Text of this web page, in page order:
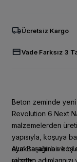
local_shippingÜcretsiz Kargo
credit_cardVade Farksız 3
Beton zeminde
Revolution 6 Next
malzemelerden
yapısıyla, koşuya
olur. Başarılı bir
yüzden
Ayak tarağına ve
rahattır.